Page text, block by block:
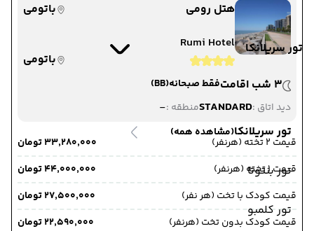
تور سریلانکا
تور سریلانکا(مشاهده همه)
تور بنتوتا
تور کلمبو
هتل رومی
باتومی
Rumi Hotel
باتومی
3 شب اقامت
فقط صبحانه(BB)
دید اتاق :STANDARDمنطقه :-
قیمت 2 تخته (هرنفر)
۳۳٬۲۸۰٬۰۰۰ تومان
قیمت 1 تخته (هرنفر)
۴۴٬۰۰۰٬۰۰۰ تومان
قیمت کودک با تخت (هر نفر)
۲۷٬۵۰۰٬۰۰۰ تومان
قیمت کودک بدون تخت (هرنفر)
۲۲٬۵۹۰٬۰۰۰ تومان